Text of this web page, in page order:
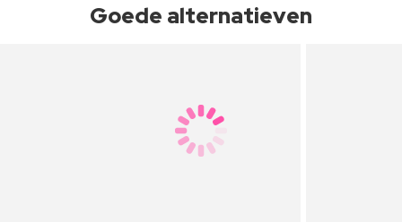
Goede alternatieven